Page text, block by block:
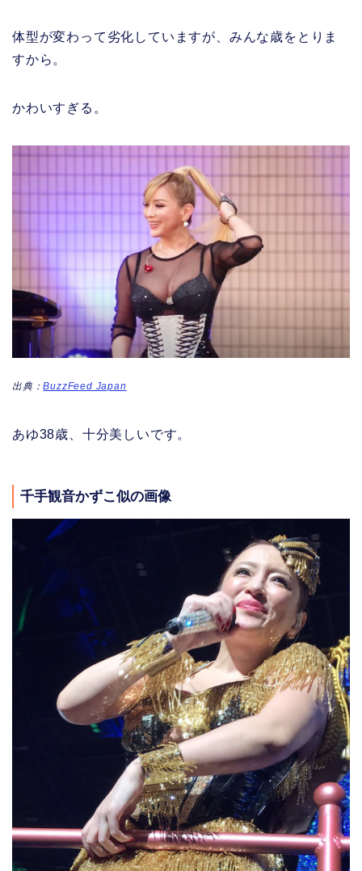
体型が変わって劣化していますが、みんな歳をとりま
すから。
かわいすぎる。
出典：BuzzFeed Japan
あゆ38歳、十分美しいです。
千手観音かずこ似の画像